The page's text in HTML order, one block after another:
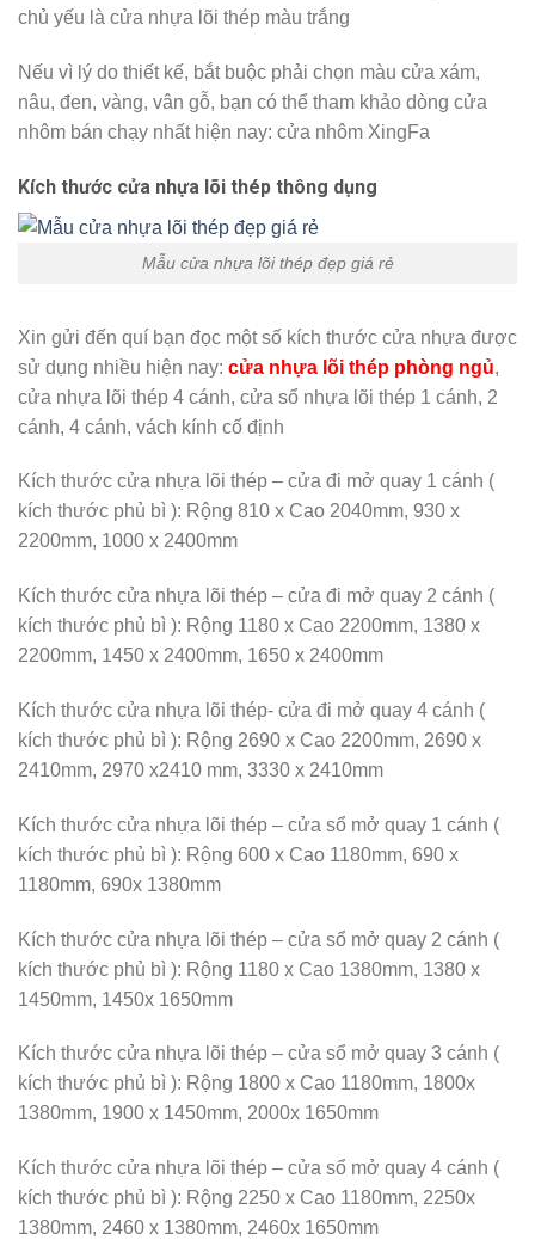
chủ yếu là cửa nhựa lõi thép màu trắng
Nếu vì lý do thiết kế, bắt buộc phải chọn màu cửa xám,
nâu, đen, vàng, vân gỗ, bạn có thể tham khảo dòng cửa
nhôm bán chạy nhất hiện nay: cửa nhôm XingFa
Kích thước cửa nhựa lõi thép thông dụng
Mẫu cửa nhựa lõi thép đẹp giá rẻ
Xin gửi đến quí bạn đọc một số kích thước cửa nhựa được
sử dụng nhiều hiện nay: cửa nhựa lõi thép phòng ngủ,
cửa nhựa lõi thép 4 cánh, cửa sổ nhựa lõi thép 1 cánh, 2
cánh, 4 cánh, vách kính cố định
Kích thước cửa nhựa lõi thép – cửa đi mở quay 1 cánh (
kích thước phủ bì ): Rộng 810 x Cao 2040mm, 930 x
2200mm, 1000 x 2400mm
Kích thước cửa nhựa lõi thép – cửa đi mở quay 2 cánh (
kích thước phủ bì ): Rộng 1180 x Cao 2200mm, 1380 x
2200mm, 1450 x 2400mm, 1650 x 2400mm
Kích thước cửa nhựa lõi thép- cửa đi mở quay 4 cánh (
kích thước phủ bì ): Rộng 2690 x Cao 2200mm, 2690 x
2410mm, 2970 x2410 mm, 3330 x 2410mm
Kích thước cửa nhựa lõi thép – cửa sổ mở quay 1 cánh (
kích thước phủ bì ): Rộng 600 x Cao 1180mm, 690 x
1180mm, 690x 1380mm
Kích thước cửa nhựa lõi thép – cửa sổ mở quay 2 cánh (
kích thước phủ bì ): Rộng 1180 x Cao 1380mm, 1380 x
1450mm, 1450x 1650mm
Kích thước cửa nhựa lõi thép – cửa sổ mở quay 3 cánh (
kích thước phủ bì ): Rộng 1800 x Cao 1180mm, 1800x
1380mm, 1900 x 1450mm, 2000x 1650mm
Kích thước cửa nhựa lõi thép – cửa sổ mở quay 4 cánh (
kích thước phủ bì ): Rộng 2250 x Cao 1180mm, 2250x
1380mm, 2460 x 1380mm, 2460x 1650mm